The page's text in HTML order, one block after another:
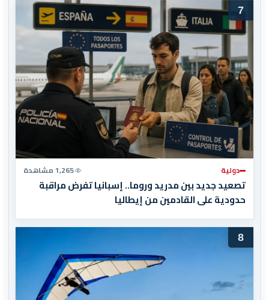
7
دولية 1,265 مشاهدة
تصعيد جديد بين مدريد وروما.. إسبانيا تفرض مراقبة
حدودية على القادمين من إيطاليا
8